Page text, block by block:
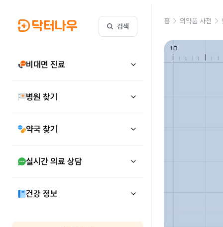
검색
비대면 진료
병원 찾기
약국 찾기
실시간 의료 상담
건강 정보
홈 의약품 사전